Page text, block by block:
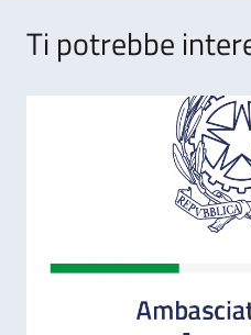
Ti potrebbe